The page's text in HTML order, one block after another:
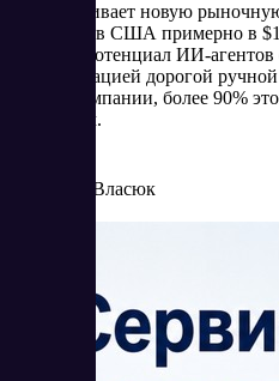
Bain оценивает новую
компаний в США примерно в
главный потенциал ИИ-агентов
автоматизацией дорогой
оценке компании, более 90%
незанятым.
Елена Власюк